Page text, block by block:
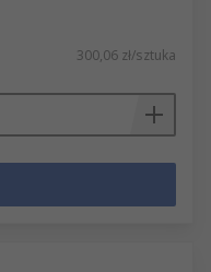
300,06 zł/sztuka